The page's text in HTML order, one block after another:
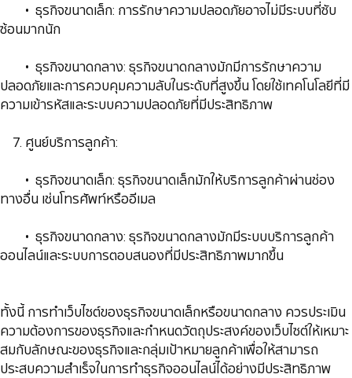
​​​​​​​​​​​​​​ • ธุรกิจขนาดเล็ก: การรักษาความปลอดภัยอาจไม่มีระบบที่ซับ
ซ้อนมากนัก
​​​​​​​​​​​​​​ • ธุรกิจขนาดกลาง: ธุรกิจขนาดกลางมักมีการรักษาความ
ปลอดภัยและการควบคุมความลับในระดับที่สูงขึ้น โดยใช้เทคโนโลยีที่มี
ความเข้ารหัสและระบบความปลอดภัยที่มีประสิทธิภาพ
​​​​​​​ 7. ศูนย์บริการลูกค้า:
​​​​​​​​​​​​​​ • ธุรกิจขนาดเล็ก: ธุรกิจขนาดเล็กมักให้บริการลูกค้าผ่านช่อง
ทางอื่น เช่นโทรศัพท์หรืออีเมล
​​​​​​​​​​​​​​ • ธุรกิจขนาดกลาง: ธุรกิจขนาดกลางมักมีระบบบริการลูกค้า
ออนไลน์และระบบการตอบสนองที่มีประสิทธิภาพมากขึ้น
​​​​​​​ทั้งนี้ การทำเว็บไซต์ของธุรกิจขนาดเล็กหรือขนาดกลาง ควรประเมิน
ความต้องการของธุรกิจและกำหนดวัตถุประสงค์ของเว็บไซต์ให้เหมาะ
สมกับลักษณะของธุรกิจและกลุ่มเป้าหมายลูกค้าเพื่อให้สามารถ
ประสบความสำเร็จในการทำธุรกิจออนไลน์ได้อย่างมีประสิทธิภาพ